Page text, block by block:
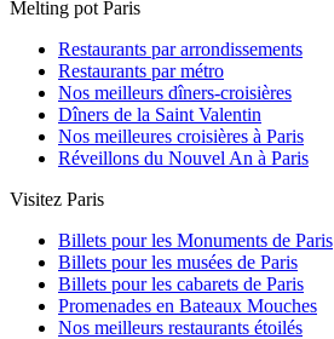
Melting pot Paris
Restaurants par arrondissements
Restaurants par métro
Nos meilleurs dîners-croisières
Dîners de la Saint Valentin
Nos meilleures croisières à Paris
Réveillons du Nouvel An à Paris
Visitez Paris
Billets pour les Monuments de Paris
Billets pour les musées de Paris
Billets pour les cabarets de Paris
Promenades en Bateaux Mouches
Nos meilleurs restaurants étoilés